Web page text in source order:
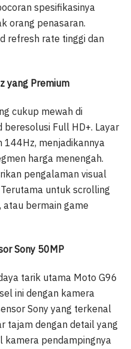
spesifikasinya
orang penasaran.
refresh rate tinggi dan
yang Premium
cukup mewah di
Full HD+. Layar
menjadikannya
harga menengah.
pengalaman visual
untuk scrolling
atau bermain game
Sony 50MP
tarik utama Moto G96
ini dengan kamera
Sony yang terkenal
tajam dengan detail yang
kamera pendampingnya